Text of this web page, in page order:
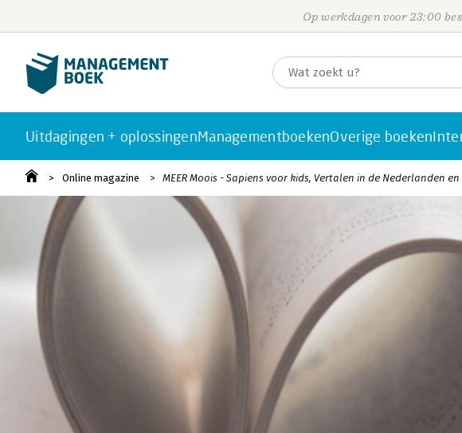
Op werkdagen voor 23:00
Uitdagingen + oplossingenManagementboekenOverige boeken
Online magazine MEER Moois - Sapiens voor kids, Vertalen in de Nederlanden